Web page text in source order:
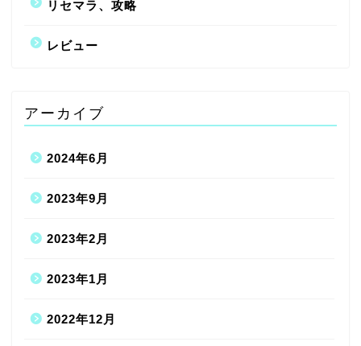
リセマラ、攻略
レビュー
アーカイブ
2024年6月
2023年9月
2023年2月
2023年1月
2022年12月